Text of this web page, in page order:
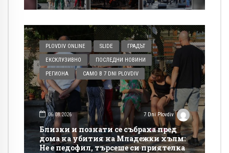
PLOVDIV ONLINE SLIDE ГРАДЪТ
ЕКСКЛУЗИВНО ПОСЛЕДНИ НОВИНИ
РЕГИОНА САМО В 7 DNI PLOVDIV
06.08.2026 7 Dni Plovdiv
Близки и познати се събраха пред
дома на убития на Младежки хълм:
Не е педофил, търсеше си приятелка